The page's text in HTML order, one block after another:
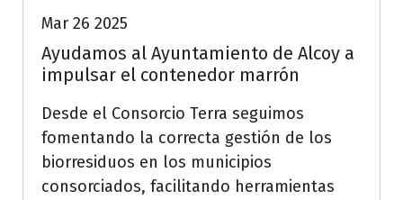
Mar 26 2025
Ayudamos al Ayuntamiento de Alcoy a
impulsar el contenedor marrón
Desde el Consorcio Terra seguimos
fomentando la correcta gestión de los
biorresiduos en los municipios
consorciados, facilitando herramientas